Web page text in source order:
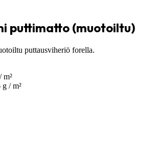
puttimatto (muotoiltu)
puttausviheriö forella.
m²
g / m²